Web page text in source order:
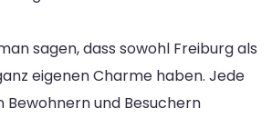
sagen, dass sowohl Freiburg als
eigenen Charme haben. Jede
und Besuchern